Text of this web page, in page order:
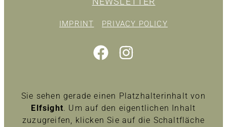
IMPRINT PRIVACY POLICY
Sie sehen gerade einen Platzhalterinhalt von
Elfsight. Um auf den eigentlichen Inhalt
zuzugreifen, klicken Sie auf die Schaltfläche